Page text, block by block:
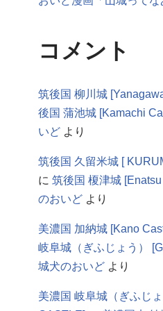
コメント
筑後国 柳川城
後国 蒲池城 [Kamachi
いど より
筑後国 久留米城 [
に 筑後国 榎津城
のおいど より
美濃国 加納城 [Kano
岐阜城（ぎふじょう）
城犬のおいど より
美濃国 岐阜城（ぎふじ